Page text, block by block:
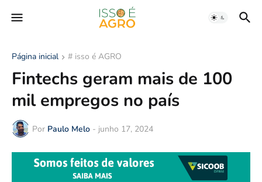
Página inicial # isso é AGRO
Fintechs geram mais de 100
mil empregos no país
Por Paulo Melo - junho 17, 2024